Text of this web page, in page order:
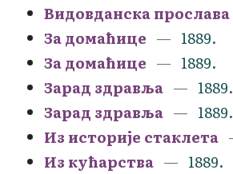
Видовданска прослава
За домаћице
1889.
За домаћице
1889.
Зарад здравља
1889.
Зарад здравља
1889.
Из историје стаклета
Из кућарства
1889.